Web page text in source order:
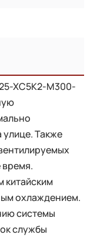
XC5K2-M300-
Также
китайским
охлаждением.
системы
службы